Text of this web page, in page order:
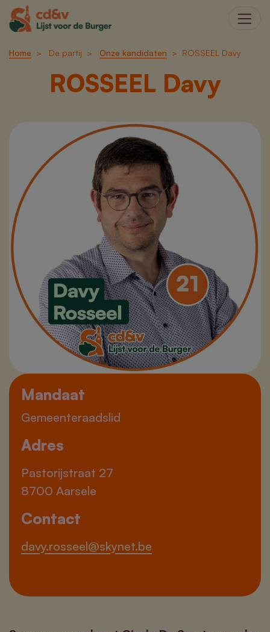
Home De partij Onze kandidaten ROSSEEL Davy
ROSSEEL Davy
Mandaat
Gemeenteraadslid
Adres
Pastorijstraat 27
8700 Aarsele
Contact
davy.rosseel@skynet.be